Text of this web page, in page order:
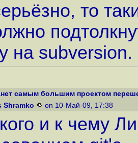
то
на subversion.
самым большим проектом
Shramko on 10-Май-09, 17:38
и к чему